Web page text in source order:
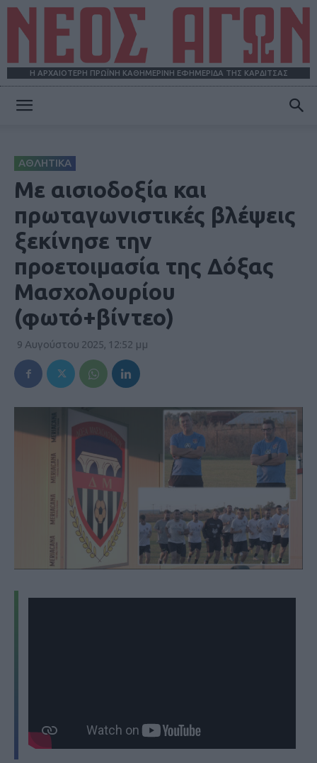
Η ΑΡΧΑΙΟΤΕΡΗ ΠΡΩΪΝΗ ΚΑΘΗΜΕΡΙΝΗ ΕΦΗΜΕΡΙΔΑ ΤΗΣ ΚΑΡΔΙΤΣΑΣ
ΑΘΛΗΤΙΚΑ
Με αισιοδοξία και
πρωταγωνιστικές βλέψεις
ξεκίνησε την
προετοιμασία της Δόξας
Μασχολουρίου
(φωτό+βίντεο)
9 Αυγούστου 2025, 12:52 μμ